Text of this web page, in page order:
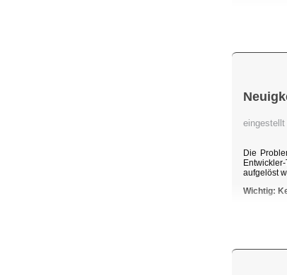
Die
aufgelöst
Wichtig: